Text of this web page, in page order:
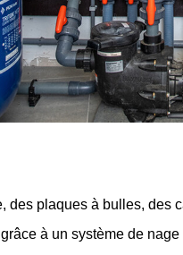
des plaques à bulles, des
à un système de